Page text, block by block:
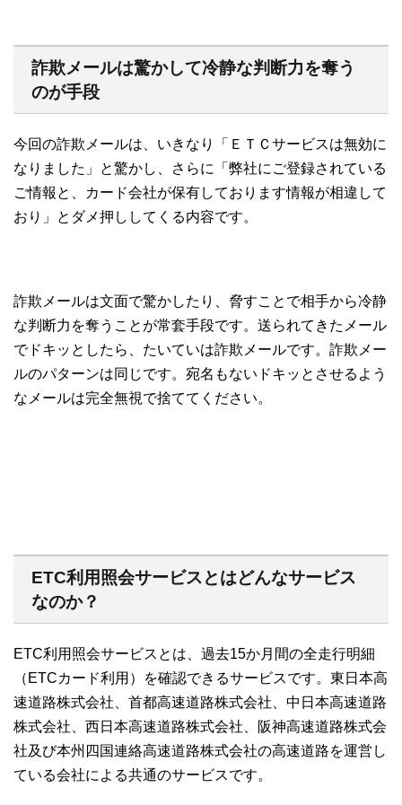
詐欺メールは驚かして冷静な判断力を奪う
のが手段
今回の詐欺メールは、いきなり「ＥＴＣサービスは無効に
なりました」と驚かし、さらに「弊社にご登録されている
ご情報と、カード会社が保有しております情報が相違して
おり」とダメ押ししてくる内容です。
詐欺メールは文面で驚かしたり、脅すことで相手から冷静
な判断力を奪うことが常套手段です。送られてきたメール
でドキッとしたら、たいていは詐欺メールです。詐欺メー
ルのパターンは同じです。宛名もないドキッとさせるよう
なメールは完全無視で捨ててください。
ETC利用照会サービスとはどんなサービス
なのか？
ETC利用照会サービスとは、過去15か月間の全走行明細
（ETCカード利用）を確認できるサービスです。東日本高
速道路株式会社、首都高速道路株式会社、中日本高速道路
株式会社、西日本高速道路株式会社、阪神高速道路株式会
社及び本州四国連絡高速道路株式会社の高速道路を運営し
ている会社による共通のサービスです。